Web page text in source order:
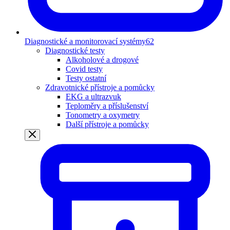
Diagnostické a monitorovací systémy62
Diagnostické testy
Alkoholové a drogové
Covid testy
Testy ostatní
Zdravotnické přístroje a pomůcky
EKG a ultrazvuk
Teploměry a příslušenství
Tonometry a oxymetry
Další přístroje a pomůcky